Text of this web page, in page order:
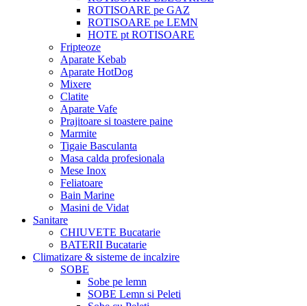
ROTISOARE pe GAZ
ROTISOARE pe LEMN
HOTE pt ROTISOARE
Fripteoze
Aparate Kebab
Aparate HotDog
Mixere
Clatite
Aparate Vafe
Prajitoare si toastere paine
Marmite
Tigaie Basculanta
Masa calda profesionala
Mese Inox
Feliatoare
Bain Marine
Masini de Vidat
Sanitare
CHIUVETE Bucatarie
BATERII Bucatarie
Climatizare & sisteme de incalzire
SOBE
Sobe pe lemn
SOBE Lemn si Peleti